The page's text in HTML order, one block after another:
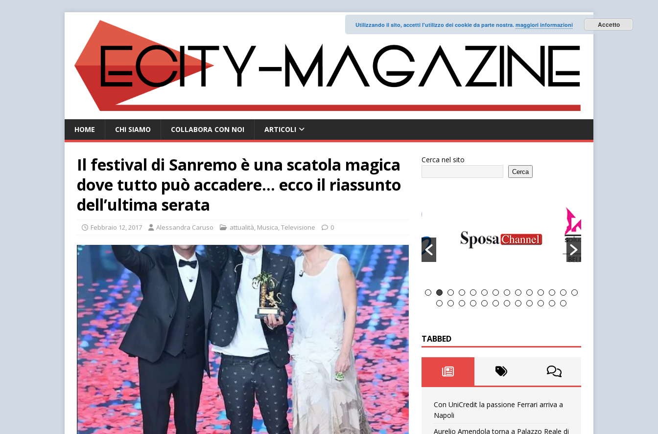
HOME CHI SIAMO COLLABORA CON NOI ARTICOLI
Il festival di Sanremo è una scatola magica
dove tutto può accadere… ecco il riassunto
dell’ultima serata
Febbraio 12, 2017 Alessandra Caruso attualità, Musica,Televisione 0
Cerca nel sito
Cerca
TABBED
Con UniCredit la passione Ferrari arriva a
Napoli
Aurelio Amendola torna a Palazzo Reale di
Utilizzando il sito, accetti l'utilizzo dei cookie da parte nostra. maggiori informazioni Accetto